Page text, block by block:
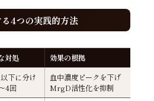
4つの実践的方法
対処
効果の根拠
下に分け
4回
血中濃度ピークを下げ
MrgD活性化を抑制